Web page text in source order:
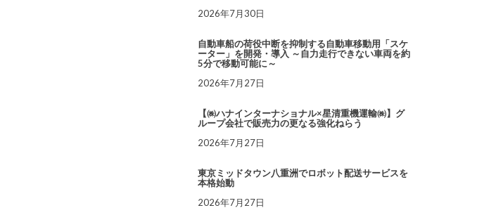
2026年7月30日
自動車船の荷役中断を抑制する自動車移動用「スケ
ーター」を開発・導入 ～自力走行できない車両を約
5分で移動可能に～
2026年7月27日
【㈱ハナインターナショナル×星清重機運輸㈱】グ
ループ会社で販売力の更なる強化ねらう
2026年7月27日
東京ミッドタウン八重洲でロボット配送サービスを
本格始動
2026年7月27日